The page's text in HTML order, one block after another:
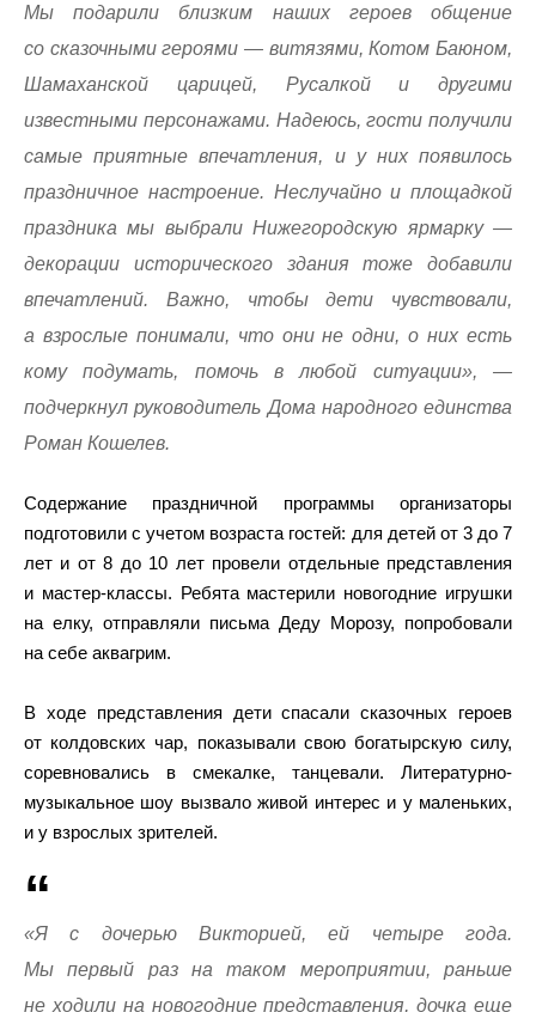
Мы подарили близким наших героев общение
со сказочными героями — витязями, Котом Баюном,
Шамаханской царицей, Русалкой и другими
известными персонажами. Надеюсь, гости получили
самые приятные впечатления, и у них появилось
праздничное настроение. Неслучайно и площадкой
праздника мы выбрали Нижегородскую ярмарку —
декорации исторического здания тоже добавили
впечатлений. Важно, чтобы дети чувствовали,
а взрослые понимали, что они не одни, о них есть
кому подумать, помочь в любой ситуации», —
подчеркнул руководитель Дома народного единства
Роман Кошелев.
Содержание праздничной программы организаторы
подготовили с учетом возраста гостей: для детей от 3 до 7
лет и от 8 до 10 лет провели отдельные представления
и мастер-классы. Ребята мастерили новогодние игрушки
на елку, отправляли письма Деду Морозу, попробовали
на себе аквагрим.
В ходе представления дети спасали сказочных героев
от колдовских чар, показывали свою богатырскую силу,
соревновались в смекалке, танцевали. Литературно-
музыкальное шоу вызвало живой интерес и у маленьких,
и у взрослых зрителей.
«Я с дочерью Викторией, ей четыре года.
Мы первый раз на таком мероприятии, раньше
не ходили на новогодние представления, дочка еще